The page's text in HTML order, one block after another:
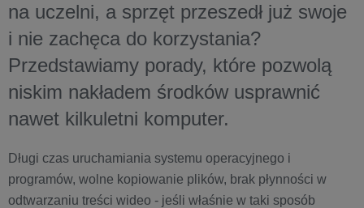
na uczelni, a sprzęt przeszedł już swoje
i nie zachęca do korzystania?
Przedstawiamy porady, które pozwolą
niskim nakładem środków usprawnić
nawet kilkuletni komputer.
Długi czas uruchamiania systemu operacyjnego i
programów, wolne kopiowanie plików, brak płynności w
odtwarzaniu treści wideo - jeśli właśnie w taki sposób